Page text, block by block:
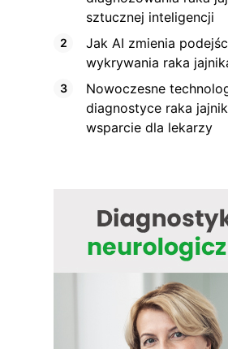
sztucznej inteligencji
Jak AI zmienia
wykrywania raka
Nowoczesne
diagnostyce raka
wsparcie dla lekarzy